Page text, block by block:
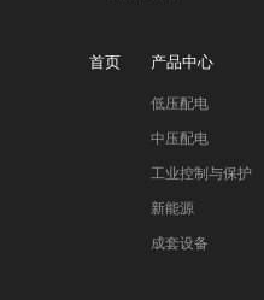
首页 产品中心
低压配电
中压配电
工业控制与保护
新能源
成套设备